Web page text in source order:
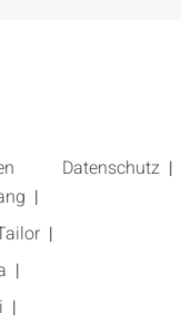
Datenschutz